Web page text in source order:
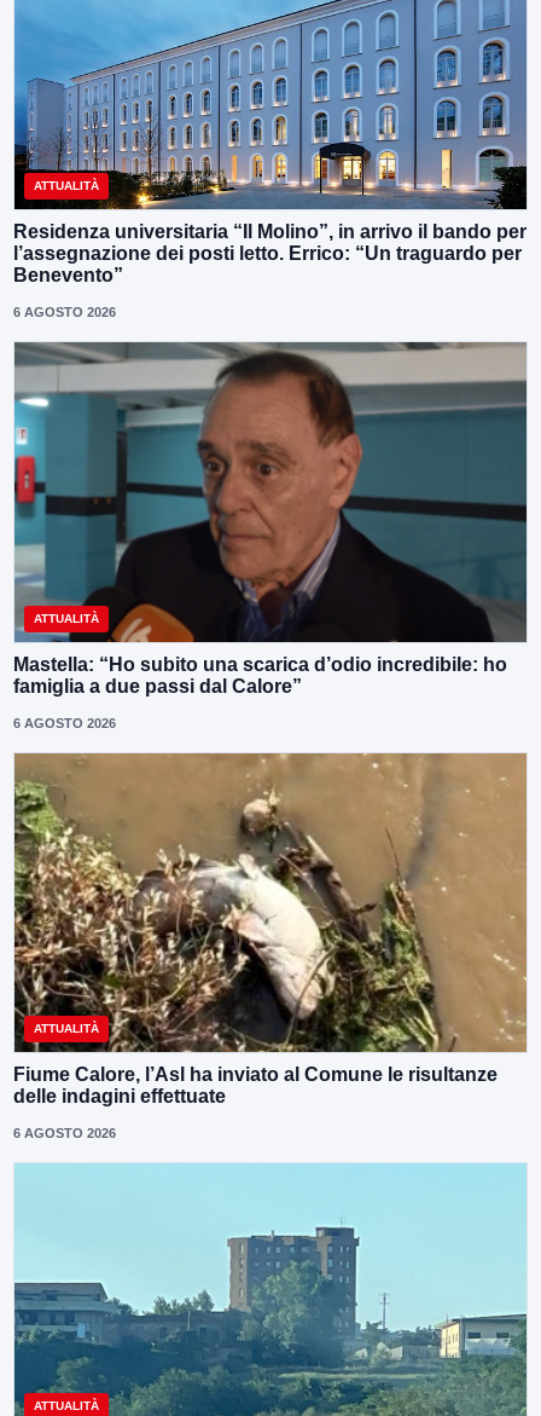
ATTUALITÀ
Residenza universitaria “Il Molino”, in arrivo il bando per
l’assegnazione dei posti letto. Errico: “Un traguardo per
Benevento”
6 AGOSTO 2026
ATTUALITÀ
Mastella: “Ho subito una scarica d’odio incredibile: ho
famiglia a due passi dal Calore”
6 AGOSTO 2026
ATTUALITÀ
Fiume Calore, l’Asl ha inviato al Comune le risultanze
delle indagini effettuate
6 AGOSTO 2026
ATTUALITÀ